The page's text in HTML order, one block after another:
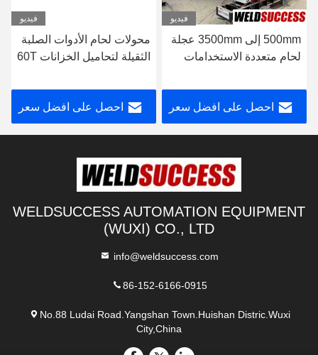
فيديو
500mm إلى 3500mm عجلة
لحام متعددة الاستخدامات
احصل على افضل سعر
فيديو
محولات لحام الأدوات الصلبة
الثقيلة لتحاميل الخزانات 60T
احصل على افضل سعر
WELDSUCCESS AUTOMATION EQUIPMENT
(WUXI) CO., LTD
info@weldsuccess.com
86-152-6166-0915
No.88 Ludai Road.Yangshan Town.Huishan Distric.Wuxi
City,China